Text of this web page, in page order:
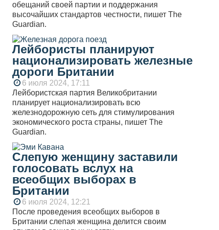
обещаний своей партии и поддержания
высочайших стандартов честности, пишет The
Guardian.
Лейбористы планируют
национализировать железные
дороги Британии
6 июля 2024, 17:11
Лейбористская партия Великобритании
планирует национализировать всю
железнодорожную сеть для стимулирования
экономического роста страны, пишет The
Guardian.
Слепую женщину заставили
голосовать вслух на
всеобщих выборах в
Британии
6 июля 2024, 12:21
После проведения всеобщих выборов в
Британии слепая женщина делится своим